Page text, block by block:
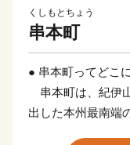
くしもとちょう
串本町
● 串本町ってどこ
串本町は、紀伊
出した本州最南端